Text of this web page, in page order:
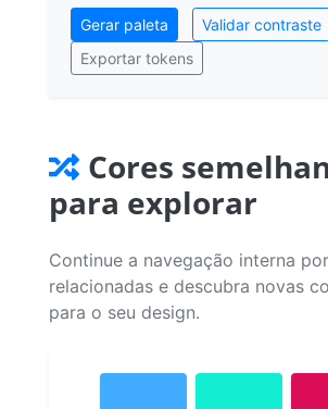
Gerar paleta
Validar contraste
Exportar tokens
Cores
para explorar
Continue a navegação interna
relacionadas e descubra novas
para o seu design.